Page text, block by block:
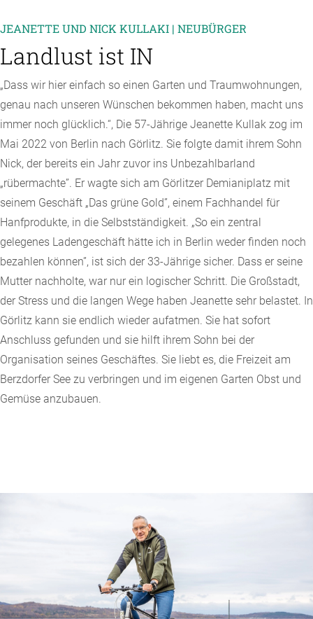
JEANETTE UND NICK KULLAKI | NEUBÜRGER
Landlust ist IN
„Dass wir hier einfach so einen Garten und Traumwohnungen,
genau nach unseren Wünschen bekommen haben, macht uns
immer noch glücklich.“, Die 57-Jährige Jeanette Kullak zog im
Mai 2022 von Berlin nach Görlitz. Sie folgte damit ihrem Sohn
Nick, der bereits ein Jahr zuvor ins Unbezahlbarland
„rübermachte”. Er wagte sich am Görlitzer Demianiplatz mit
seinem Geschäft „Das grüne Gold”, einem Fachhandel für
Hanfprodukte, in die Selbstständigkeit. „So ein zentral
gelegenes Ladengeschäft hätte ich in Berlin weder finden noch
bezahlen können”, ist sich der 33-Jährige sicher. Dass er seine
Mutter nachholte, war nur ein logischer Schritt. Die Großstadt,
der Stress und die langen Wege haben Jeanette sehr belastet. In
Görlitz kann sie endlich wieder aufatmen. Sie hat sofort
Anschluss gefunden und sie hilft ihrem Sohn bei der
Organisation seines Geschäftes. Sie liebt es, die Freizeit am
Berzdorfer See zu verbringen und im eigenen Garten Obst und
Gemüse anzubauen.